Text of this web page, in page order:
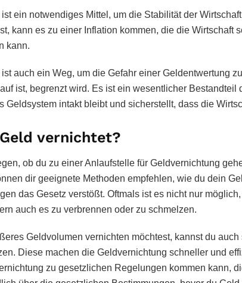
ein notwendiges Mittel, um die Stabilität der
kann es zu einer Inflation kommen, die die Wirtschaft
kann.
auch ein Weg, um die Gefahr einer Geldentwertung
ist, begrenzt wird. Es ist ein wesentlicher Bestandteil
Geldsystem intakt bleibt und sicherstellt, dass die
vernichtet?
ob du zu einer Anlaufstelle für Geldvernichtung
dir geeignete Methoden empfehlen, wie du dein
das Gesetz verstößt. Oftmals ist es nicht nur
auch es zu verbrennen oder zu schmelzen.
Geldvolumen vernichten möchtest, kannst du
Diese machen die Geldvernichtung schneller und
zu gesetzlichen Regelungen kommen kann,